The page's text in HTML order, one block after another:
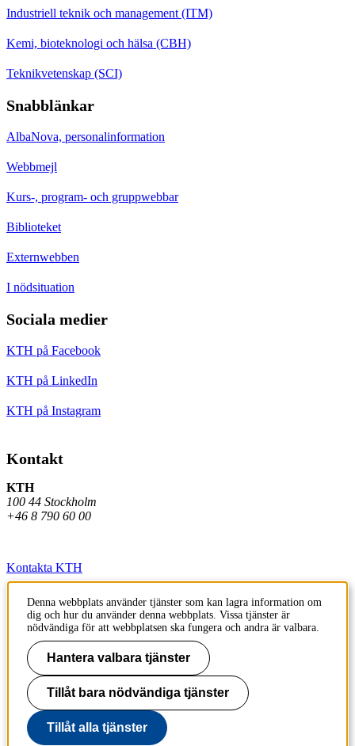
Industriell teknik och management (ITM)
Kemi, bioteknologi och hälsa (CBH)
Teknikvetenskap (SCI)
Snabblänkar
AlbaNova, personalinformation
Webbmejl
Kurs-, program- och gruppwebbar
Biblioteket
Externwebben
I nödsituation
Sociala medier
KTH på Facebook
KTH på LinkedIn
KTH på Instagram
Kontakt
KTH
100 44 Stockholm
+46 8 790 60 00
Kontakta KTH
Jobba på KTH
Press och media
Faktura och betalning KTH
Om KTH:s webbplatser
Tillgänglighetsredogörelse
Denna webbplats använder tjänster som kan lagra information om
dig och hur du använder denna webbplats. Vissa tjänster är
nödvändiga för att webbplatsen ska fungera och andra är valbara.
Hantera valbara tjänster
Tillåt bara nödvändiga tjänster
Tillåt alla tjänster